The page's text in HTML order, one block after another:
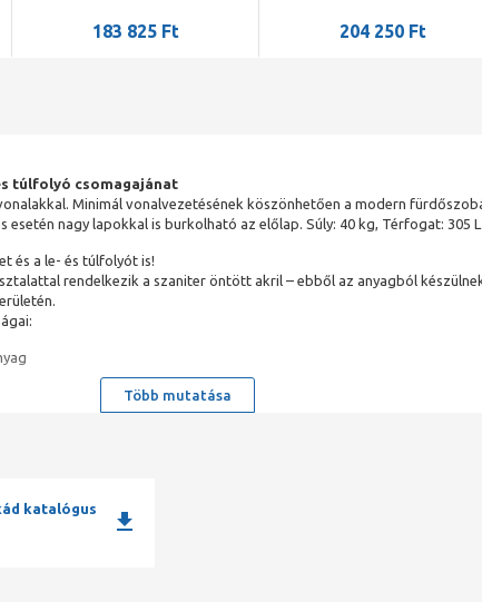
183 825 Ft 204 250 Ft
túlfolyó csomagajánat
Minimál vonalvezetésének köszönhetően a modern
nagy lapokkal is burkolható az előlap. Súly: 40 kg, Térfogat: 305 L
és a le- és túlfolyót is!
rendelkezik a szaniter öntött akril – ebből az anyagból
és lúgoknak, az alkoholnak, fertőtlenítőnek, fehérítőnek…
Több mutatása
katalógus
download